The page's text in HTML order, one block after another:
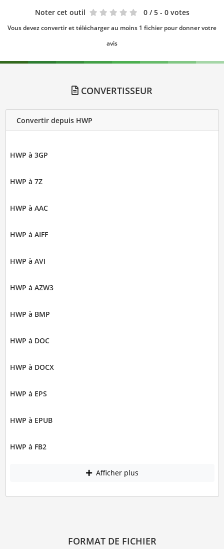
Noter cet outil 0 / 5 - 0 votes
Vous devez convertir et télécharger au moins 1 fichier pour donner votre
avis
CONVERTISSEUR
Convertir depuis HWP
HWP à 3GP
HWP à 7Z
HWP à AAC
HWP à AIFF
HWP à AVI
HWP à AZW3
HWP à BMP
HWP à DOC
HWP à DOCX
HWP à EPS
HWP à EPUB
HWP à FB2
Afficher plus
FORMAT DE FICHIER